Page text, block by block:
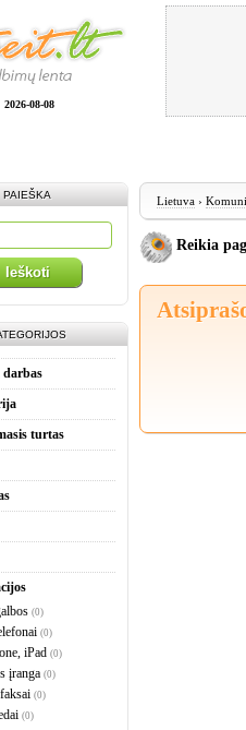
2026-08-08
PAIEŠKA
Ieškoti
darbas
turtas
(0)
(0)
iPad (0)
įranga (0)
(0)
(0)
Lietuva ›
Reikia